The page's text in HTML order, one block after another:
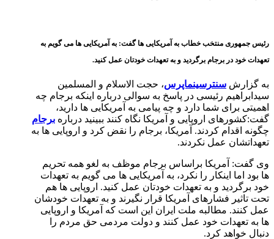
رئیس جمهوری منتخب خطاب به آمریکایی ها گفت: به آمریکایی ها می گویم به
تعهدات خود در برجام برگردید و به تعهدات خودتان عمل کنید.
به گزارش سنترسینماپرس، حجت الاسلام و المسلمین
سیدابراهیم رئیسی در پاسخ به سوالی درباره اینکه برجام چه
اهمیتی برای شما دارد و چه پیامی به آمریکایی ها دارید،
گفت:کشورهای اروپایی و آمریکا نگاه کنند ببینید درباره برجام
چگونه اقدام کردند. آمریکا، برجام را نقض کرد و اروپایی ها به
تعهداتشان عمل نکردند.
وی گفت: آمریکا براساس برجام موظف به لغو همه تحریم
ها بود اما اینکار را نکرد، به آمریکایی ها می گویم به تعهدات
خود برگردید و به تعهدات خودتان عمل کنید. اروپایی ها هم
تحت تاثیر فشارهای آمریکا قرار نگیرند و به تعهدات خودشان
عمل کنند. مطالبه ملت ایران این است که آمریکا و اروپایی
ها به تعهدات خود عمل کنند و دولت مردمی حق مردم را
دنبال خواهد کرد.